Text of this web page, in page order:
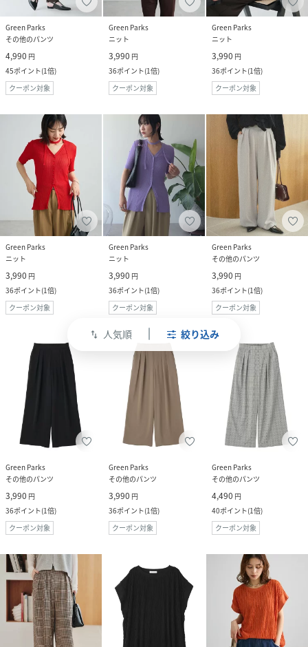
swap_vert 人気順 絞り込み
Green Parks
その他のパンツ
4,990 円
45ポイント(1倍)
クーポン対象
Green Parks
ニット
3,990 円
36ポイント(1倍)
クーポン対象
Green Parks
ニット
3,990 円
36ポイント(1倍)
クーポン対象
Green Parks
ニット
3,990 円
36ポイント(1倍)
クーポン対象
Green Parks
ニット
3,990 円
36ポイント(1倍)
クーポン対象
Green Parks
その他のパンツ
3,990 円
36ポイント(1倍)
クーポン対象
Green Parks
その他のパンツ
3,990 円
36ポイント(1倍)
クーポン対象
Green Parks
その他のパンツ
3,990 円
36ポイント(1倍)
クーポン対象
Green Parks
その他のパンツ
4,490 円
40ポイント(1倍)
クーポン対象